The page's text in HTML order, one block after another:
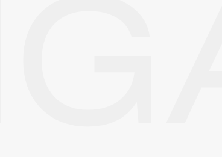
одного раза в месяц, а также регулярно